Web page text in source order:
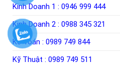
Kinh Doanh 1 : 0946 999 444
Kinh Doanh 2 : 0988 345 321
Kế Toán : 0989 749 844
Kỹ Thuật : 0989 749 511